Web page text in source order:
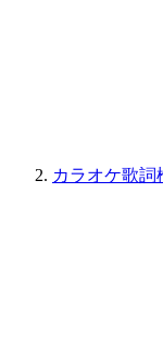
カラオケ歌詞